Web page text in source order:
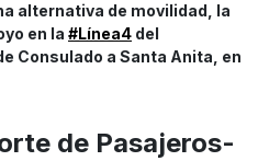
alternativa de movilidad, la
en la #Línea4 del
Consulado a Santa Anita, en
de Pasajeros-